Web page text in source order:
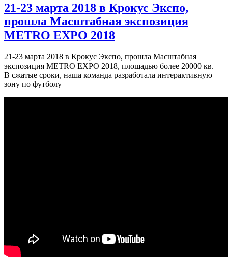
21-23 марта 2018 в Крокус Экспо,
прошла Масштабная экспозиция
METRO EXPO 2018
21-23 марта 2018 в Крокус Экспо, прошла Масштабная
экспозиция METRO EXPO 2018, площадью более 20000 кв.
В сжатые сроки, наша команда разработала интерактивную
зону по футболу